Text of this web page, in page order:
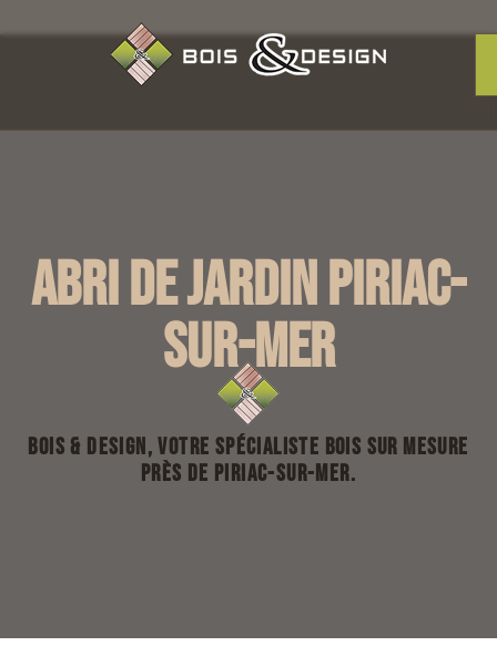
Abri de jardin Piriac-
sur-Mer
Bois & Design, votre spécialiste bois sur mesure
près de Piriac-sur-Mer.